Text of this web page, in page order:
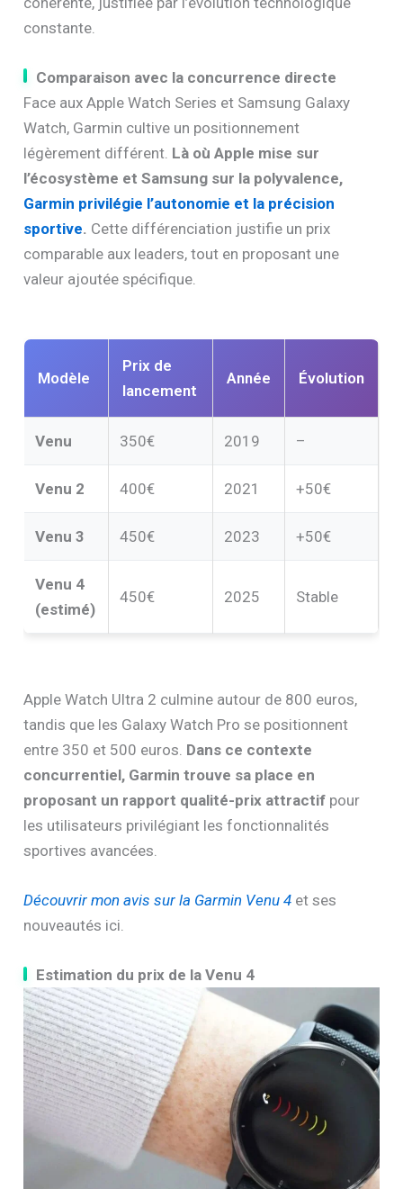
constante.
Comparaison avec la concurrence directe
Face aux Apple Watch Series et Samsung Galaxy
Watch, Garmin cultive un positionnement
légèrement différent. Là où Apple mise sur
l’écosystème et Samsung sur la polyvalence,
Garmin privilégie l’autonomie et la précision
sportive. Cette différenciation justifie un prix
comparable aux leaders, tout en proposant une
valeur ajoutée spécifique.
Modèle
Prix de
lancement
Année Évolution
Venu 350€ 2019 –
Venu 2 400€ 2021 +50€
Venu 3 450€ 2023 +50€
Venu 4
(estimé)
450€ 2025 Stable
Apple Watch Ultra 2 culmine autour de 800 euros,
tandis que les Galaxy Watch Pro se positionnent
entre 350 et 500 euros. Dans ce contexte
concurrentiel, Garmin trouve sa place en
proposant un rapport qualité-prix attractif pour
les utilisateurs privilégiant les fonctionnalités
sportives avancées.
Découvrir mon avis sur la Garmin Venu 4 et ses
nouveautés ici.
Estimation du prix de la Venu 4